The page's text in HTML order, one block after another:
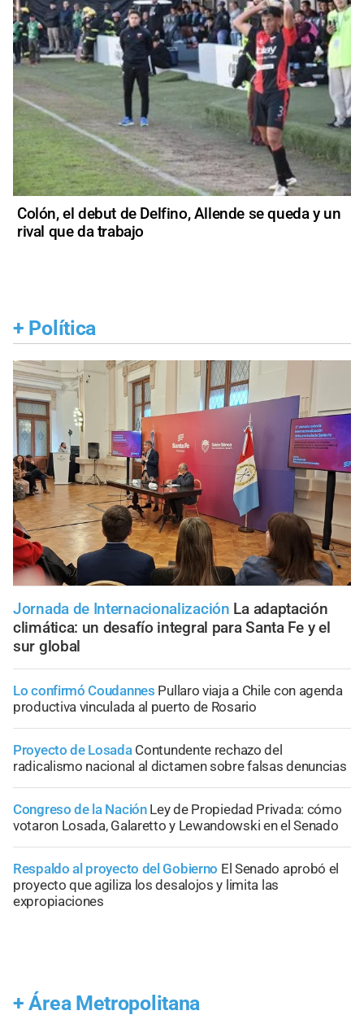
Colón, el debut de Delfino, Allende se queda y un
rival que da trabajo
+ Política
Jornada de Internacionalización La adaptación
climática: un desafío integral para Santa Fe y el
sur global
Lo confirmó Coudannes Pullaro viaja a Chile con agenda
productiva vinculada al puerto de Rosario
Proyecto de Losada Contundente rechazo del
radicalismo nacional al dictamen sobre falsas denuncias
Congreso de la Nación Ley de Propiedad Privada: cómo
votaron Losada, Galaretto y Lewandowski en el Senado
Respaldo al proyecto del Gobierno El Senado aprobó el
proyecto que agiliza los desalojos y limita las
expropiaciones
+ Área Metropolitana